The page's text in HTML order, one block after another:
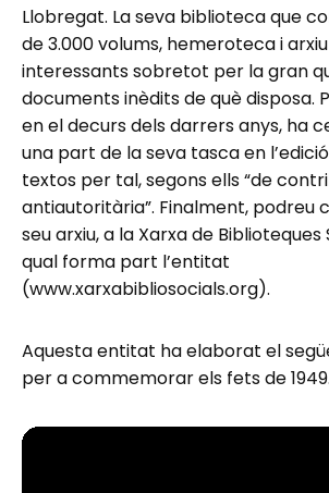
Llobregat. La seva biblioteca que
de 3.000 volums, hemeroteca i
interessants sobretot per la gran
documents inèdits de què disposa.
en el decurs dels darrers anys, ha
una part de la seva tasca en
textos per tal, segons ells “de
antiautoritària”. Finalment, podreu
seu arxiu, a la Xarxa de Biblioteques
qual forma part l’entitat
(www.xarxabibliosocials.org).
Aquesta entitat ha elaborat el
per a commemorar els fets de 1949.